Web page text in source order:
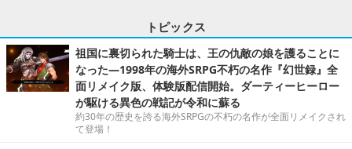
トピックス
祖国に裏切られた騎士は、王の仇敵の娘を護ることに
なった―1998年の海外SRPG不朽の名作『幻世録』全
面リメイク版、体験版配信開始。ダーティーヒーロー
が駆ける異色の戦記が令和に蘇る
約30年の歴史を誇る海外SRPGの不朽の名作が全面リメイクされ
て登場！